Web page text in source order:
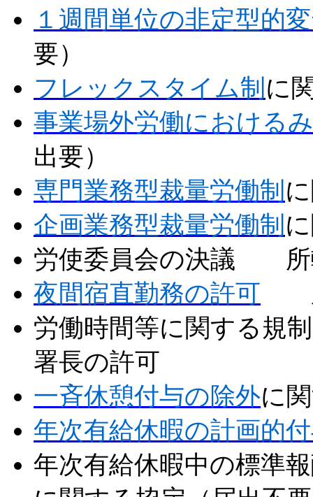
１週間単位の非定型的
要）
フレックスタイム制 に
事業場外労働における
出要）
専門業務型裁量労働制
企画業務型裁量労働制
労使委員会の決議 所
夜間宿直勤務の許可
労働時間等に関する
署長の許可
一斉休憩付与の除外に
年次有給休暇の計画的
年次有給休暇中の標準